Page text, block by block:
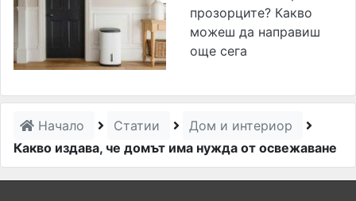
прозорците? Какво
можеш да направиш
още сега
Начало Статии
Дом и интериор
Какво издава, че домът има нужда от освежаване